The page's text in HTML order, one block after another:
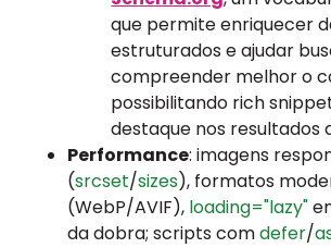
que permite enriquecer
estruturados e ajudar
compreender melhor o
possibilitando rich
destaque nos resultados
Performance: imagens
(srcset/sizes), formatos
(WebP/AVIF), loading="lazy"
da dobra; scripts comdefer/